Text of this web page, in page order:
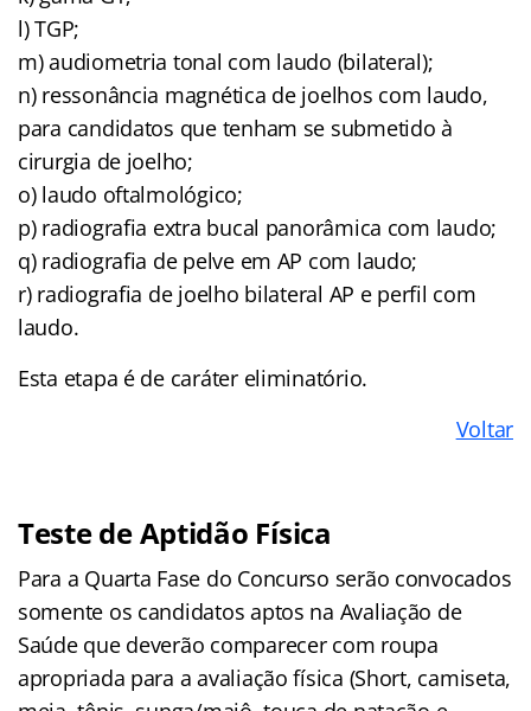
l) TGP;
m) audiometria tonal com laudo (bilateral);
n) ressonância magnética de joelhos com laudo,
para candidatos que tenham se submetido à
cirurgia de joelho;
o) laudo oftalmológico;
p) radiografia extra bucal panorâmica com laudo;
q) radiografia de pelve em AP com laudo;
r) radiografia de joelho bilateral AP e perfil com
laudo.
Esta etapa é de caráter eliminatório.
Voltar
Teste de Aptidão Física
Para a Quarta Fase do Concurso serão convocados
somente os candidatos aptos na Avaliação de
Saúde que deverão comparecer com roupa
apropriada para a avaliação física (Short, camiseta,